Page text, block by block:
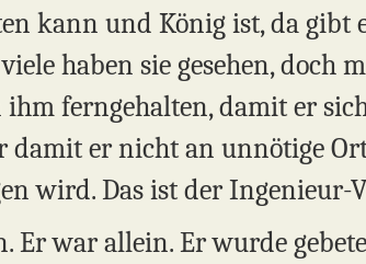
kann und König ist, da gibt
haben sie gesehen, doch
ihm ferngehalten, damit er
er nicht an unnötige
wird. Das ist der Ingenieur-
Er war allein. Er wurde